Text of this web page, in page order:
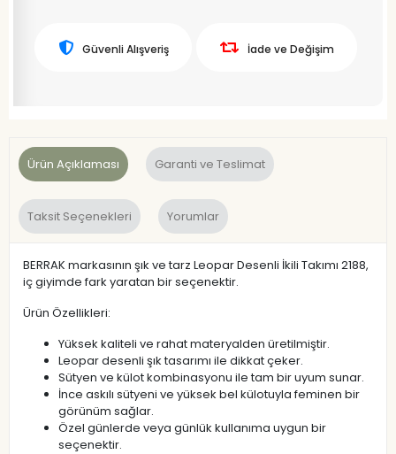
Güvenli Alışveriş İade ve Değişim
Ürün Açıklaması Garanti ve Teslimat
Taksit Seçenekleri Yorumlar
BERRAK markasının şık ve tarz Leopar Desenli İkili Takımı 2188,
iç giyimde fark yaratan bir seçenektir.
Ürün Özellikleri:
Yüksek kaliteli ve rahat materyalden üretilmiştir.
Leopar desenli şık tasarımı ile dikkat çeker.
Sütyen ve külot kombinasyonu ile tam bir uyum sunar.
İnce askılı sütyeni ve yüksek bel külotuyla feminen bir
görünüm sağlar.
Özel günlerde veya günlük kullanıma uygun bir
seçenektir.